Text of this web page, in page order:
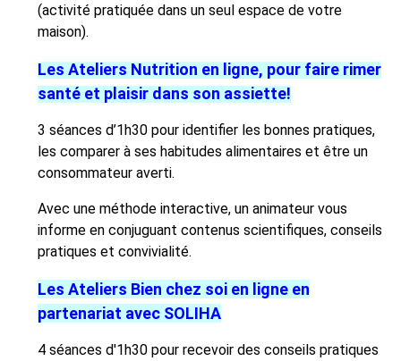
(activité pratiquée dans un seul espace de votre
maison).
Les Ateliers Nutrition en ligne, pour faire rimer
santé et plaisir dans son assiette!
3 séances d’1h30 pour identifier les bonnes pratiques,
les comparer à ses habitudes alimentaires et être un
consommateur averti.
Avec une méthode interactive, un animateur vous
informe en conjuguant contenus scientifiques, conseils
pratiques et convivialité.
Les Ateliers Bien chez soi en ligne en
partenariat avec SOLIHA
4 séances d'1h30 pour recevoir des conseils pratiques